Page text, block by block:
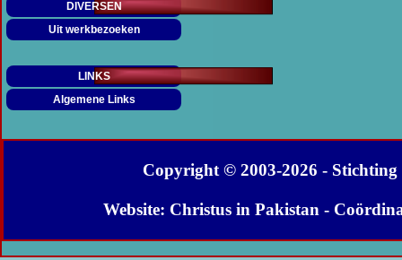
DIVERSEN
Uit werkbezoeken
LINKS
Algemene Links
Copyright © 2003-2026 -
Website: Christus in Pakistan -